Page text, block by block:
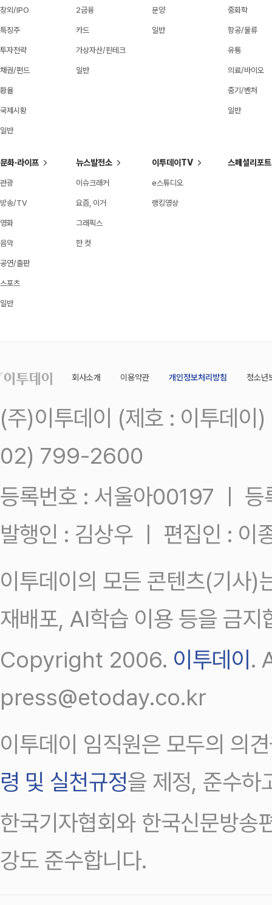
장외/IPO
특징주
투자전략
채권/펀드
환율
국제시황
일반
2금융
카드
가상자산/핀테크
일반
분양
일반
중화학
항공/물류
유통
의료/바이오
중기/벤처
일반
문화·라이프
관광
방송/TV
영화
음악
공연/출판
스포츠
일반
뉴스발전소
이슈크래커
요즘, 이거
그래픽스
한 컷
이투데이TV
e스튜디오
랭킹영상
스페셜리포트
회사소개 이용약관 개인정보처리방침 청소년
(주)이투데이 (제호 : 이투데
02) 799-2600
등록번호 : 서울아00197 ㅣ
발행인 : 김상우 ㅣ 편집인 : 이
이투데이의 모든 콘텐츠(기사)
재배포, AI학습 이용 등을 금지
Copyright 2006. 이투데이.
press@etoday.co.kr
이투데이 임직원은 모두의 의
령 및 실천규정을 제정, 준수하
한국기자협회와 한국신문방송
강도 준수합니다.